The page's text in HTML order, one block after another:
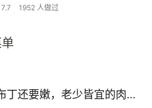
1952 人做过
比布丁还要嫩，老少皆宜的肉沫蒸蛋